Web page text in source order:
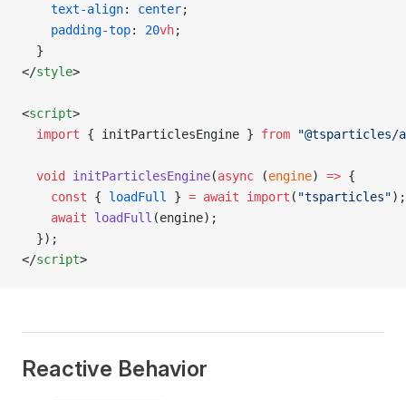
    text-align
: center;
    padding-top
: 20vh;
  }
</style>
<script>
  import
{ initParticlesEngine } from "@tsparticles/
  void
initParticlesEngine(async (engine) => {
    const
{ loadFull } = await import ( "tsparticles");
    await
loadFull (engine);
  });
</script>
Reactive Behavior